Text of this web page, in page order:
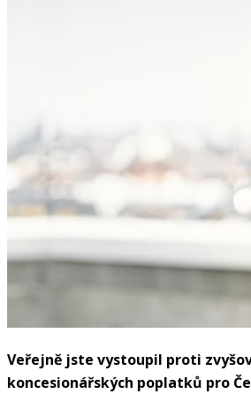
Veřejně jste vystoupil proti
koncesionářských poplatků pro